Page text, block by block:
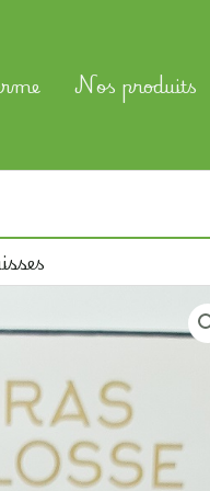
Nos produits